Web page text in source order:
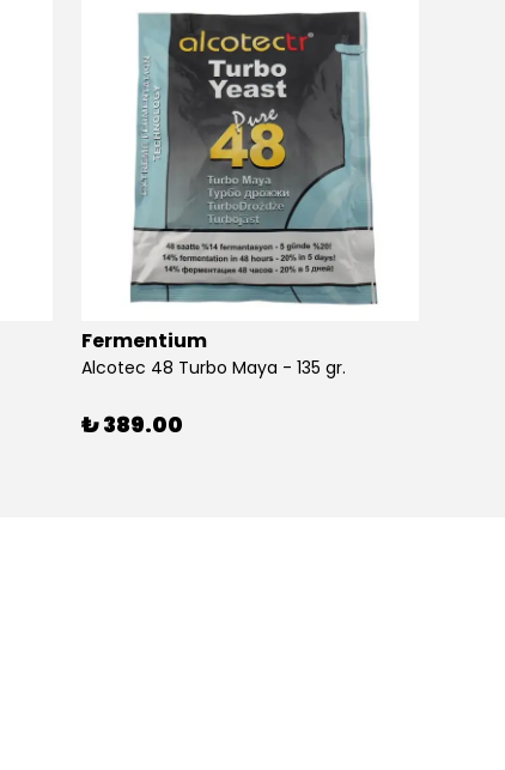
Fermentium
Alcotec 48 Turbo Maya - 135 gr.
₺ 389.00